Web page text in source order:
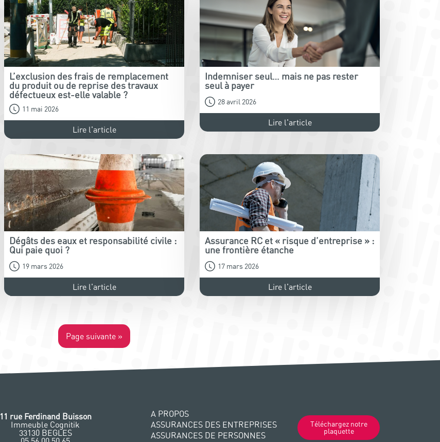
L’exclusion des frais de remplacement
du produit ou de reprise des travaux
défectueux est-elle valable ?
11 mai 2026
Lire l'article
Indemniser seul… mais ne pas rester
seul à payer
28 avril 2026
Lire l'article
Dégâts des eaux et responsabilité civile :
Qui paie quoi ?
19 mars 2026
Lire l'article
Assurance RC et « risque d’entreprise » :
une frontière étanche
17 mars 2026
Lire l'article
Page suivante »
11 rue Ferdinand Buisson
Immeuble Cognitik
33130 BEGLES
A PROPOS
ASSURANCES DES ENTREPRISES
ASSURANCES DE PERSONNES
Téléchargez notre
plaquette